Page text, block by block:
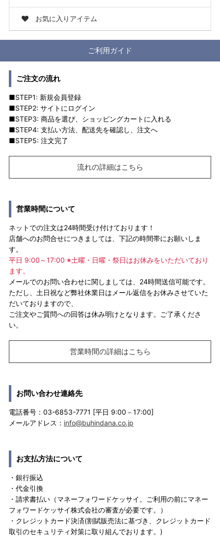
お気に入りアイテム
ご利用ガイド
ご注文の流れ
■STEP1: 新規会員登録
■STEP2: サイトにログイン
■STEP3: 商品を選び、ショッピングカートに入れる
■STEP4: 支払い方法、配送先を確認し、注文へ
■STEP5: 注文完了
流れの詳細はこちら
営業時間について
ネットでの注文は24時間受け付けております！
店舗へのお問合せにつきましては、下記の時間帯にお願いしま
す。
平日 9:00～17:00 ※土曜・日曜・祭日はお休みをいただいており
ます。
メールでのお問い合わせに関しましては、24時間送信可能です。
ただし、土日祝など弊社休業日はメール返信をお休みさせていた
だいておりますので、
ご注文やご質問への回答は休み明けとなります。ご了承くださ
い。
営業時間の詳細はこちら
お問い合わせ連絡先
電話番号：03-6853-7771 [平日 9:00－17:00]
メールアドレス： info@buhindana.co.jp
お支払方法について
・銀行振込
・代金引換
・請求書払い（マネーフォワードケッサイ。ご利用の前にマネー
フォワードケッサイ株式会社の審査が必要です。）
・クレジットカード決済(割賦販売法に基づき、クレジットカード
取引のセキュリティ対策に取り組んでおります。)